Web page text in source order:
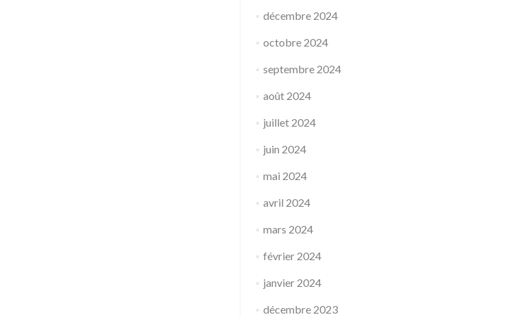
décembre 2024
octobre 2024
septembre 2024
août 2024
juillet 2024
juin 2024
mai 2024
avril 2024
mars 2024
février 2024
janvier 2024
décembre 2023